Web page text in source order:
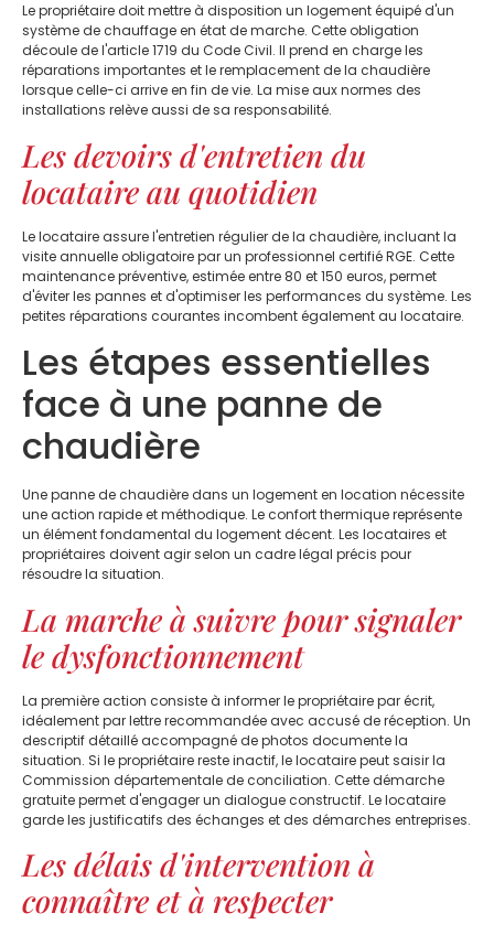
Le propriétaire doit mettre à disposition un logement équipé d'un
système de chauffage en état de marche. Cette obligation
découle de l'article 1719 du Code Civil. Il prend en charge les
réparations importantes et le remplacement de la chaudière
lorsque celle-ci arrive en fin de vie. La mise aux normes des
installations relève aussi de sa responsabilité.
Les devoirs d'entretien du
locataire au quotidien
Le locataire assure l'entretien régulier de la chaudière, incluant la
visite annuelle obligatoire par un professionnel certifié RGE. Cette
maintenance préventive, estimée entre 80 et 150 euros, permet
d'éviter les pannes et d'optimiser les performances du système. Les
petites réparations courantes incombent également au locataire.
Les étapes essentielles
face à une panne de
chaudière
Une panne de chaudière dans un logement en location nécessite
une action rapide et méthodique. Le confort thermique représente
un élément fondamental du logement décent. Les locataires et
propriétaires doivent agir selon un cadre légal précis pour
résoudre la situation.
La marche à suivre pour signaler
le dysfonctionnement
La première action consiste à informer le propriétaire par écrit,
idéalement par lettre recommandée avec accusé de réception. Un
descriptif détaillé accompagné de photos documente la
situation. Si le propriétaire reste inactif, le locataire peut saisir la
Commission départementale de conciliation. Cette démarche
gratuite permet d'engager un dialogue constructif. Le locataire
garde les justificatifs des échanges et des démarches entreprises.
Les délais d'intervention à
connaître et à respecter